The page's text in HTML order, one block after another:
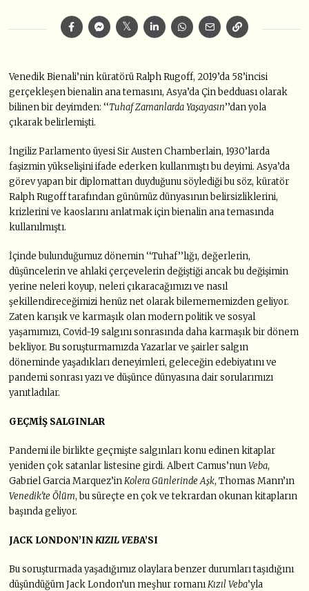
Venedik Bienali’nin küratörü Ralph Rugoff, 2019’da 58’incisi
gerçekleşen bienalin ana temasını, Asya’da Çin bedduası olarak
bilinen bir deyimden: ‘‘Tuhaf Zamanlarda Yaşayasın’’dan yola
çıkarak belirlemişti.
İngiliz Parlamento üyesi Sir Austen Chamberlain, 1930’larda
faşizmin yükselişini ifade ederken kullanmıştı bu deyimi. Asya’da
görev yapan bir diplomattan duyduğunu söylediği bu söz, küratör
Ralph Rugoff tarafından günümüz dünyasının belirsizliklerini,
krizlerini ve kaoslarını anlatmak için bienalin ana temasında
kullanılmıştı.
İçinde bulunduğumuz dönemin ‘‘Tuhaf’’lığı, değerlerin,
düşüncelerin ve ahlaki çerçevelerin değiştiği ancak bu değişimin
yerine neleri koyup, neleri çıkaracağımızı ve nasıl
şekillendireceğimizi henüz net olarak bilemememizden geliyor.
Zaten karışık ve karmaşık olan modern politik ve sosyal
yaşamımızı, Covid-19 salgını sonrasında daha karmaşık bir dönem
bekliyor. Bu soruşturmamızda Yazarlar ve şairler salgın
döneminde yaşadıkları deneyimleri, geleceğin edebiyatını ve
pandemi sonrası yazı ve düşünce dünyasına dair sorularımızı
yanıtladılar.
GEÇMİŞ SALGINLAR
Pandemi ile birlikte geçmişte salgınları konu edinen kitaplar
yeniden çok satanlar listesine girdi. Albert Camus’nunVeba,
Gabriel Garcia Marquez’inKolera Günlerinde Aşk, Thomas Mann’ın
Venedik’te Ölüm, bu süreçte en çok ve tekrardan okunan kitapların
başında geliyor.
JACK LONDON’INKIZIL VEBA’SI
Bu soruşturmada yaşadığımız olaylara benzer durumları taşıdığını
düşündüğüm Jack London’un meşhur romanıKızıl Veba’yla